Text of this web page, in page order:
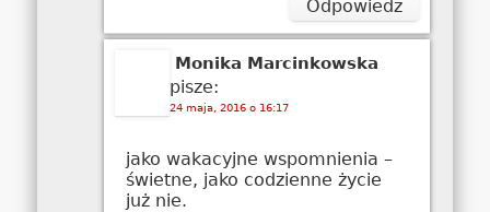
Odpowiedz
Monika Marcinkowska
pisze:
24 maja, 2016 o 16:17
jako wakacyjne wspomnienia –
świetne, jako codzienne życie
już nie.